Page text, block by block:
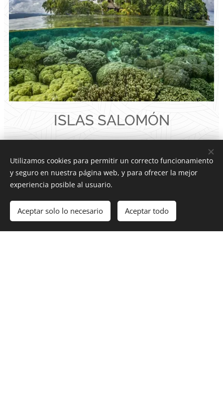
ISLAS SALOMÓN
Para quienes buscan una genuina experiencia
melanesia o un destino inusual, las Salomón
son difíciles de superar.
Utilizamos cookies para permitir un correcto funcionamiento
y seguro en nuestra página web, y para ofrecer la mejor
experiencia posible al usuario.
Aceptar solo lo necesario Aceptar todo